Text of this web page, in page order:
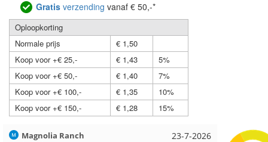
Gratis verzending vanaf € 50,-*
Oploopkorting
Normale prijs
€ 1,50
Koop voor +€ 25,-
€ 1,43
5%
Koop voor +€ 50,-
€ 1,40
7%
Koop voor +€ 100,-
€ 1,35
10%
Koop voor +€ 150,-
€ 1,28 15%
17-7-2026
Hilde uit Loyers Loes uit